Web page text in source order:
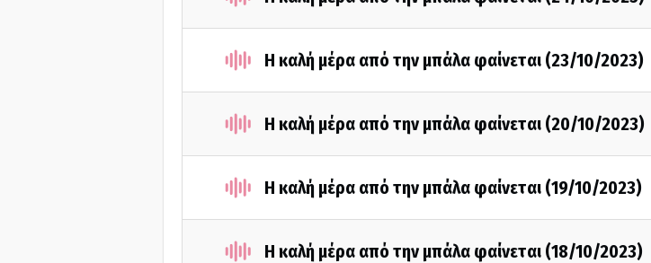
Η καλή μέρα από την μπάλα φαίνεται (23/10/2023)
Η καλή μέρα από την μπάλα φαίνεται (20/10/2023)
Η καλή μέρα από την μπάλα φαίνεται (19/10/2023)
Η καλή μέρα από την μπάλα φαίνεται (18/10/2023)